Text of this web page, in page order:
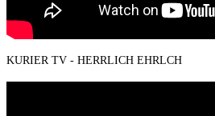
KURIER TV - HERRLICH EHRLCH